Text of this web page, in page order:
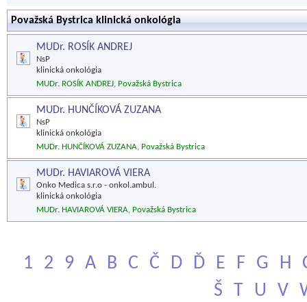
Považská Bystrica klinická onkológia
MUDr. ROSÍK ANDREJ
NsP
klinická onkológia
MUDr. ROSÍK ANDREJ, Považská Bystrica
MUDr. HUNČÍKOVÁ ZUZANA
NsP
klinická onkológia
MUDr. HUNČÍKOVÁ ZUZANA, Považská Bystrica
MUDr. HAVIAROVÁ VIERA
Onko Medica s.r.o - onkol.ambul.
klinická onkológia
MUDr. HAVIAROVÁ VIERA, Považská Bystrica
1 2 9 A B C Č D Ď E F G H
Š
T U V